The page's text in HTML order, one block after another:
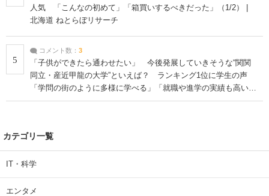
人気 「こんなの初めて」「箱買いするべきだった」（1/2） |
北海道 ねとらぼリサーチ
5
コメント数： 3
「子供ができたら通わせたい」 今後発展していきそうな“関関
同立・産近甲龍の大学”といえば？ ランキング1位に学生の声
「学問の街のように多様に学べる」「就職や進学の実績も高い」
| 大学 ねとらぼリサーチ
カテゴリ一覧
IT・科学
エンタメ